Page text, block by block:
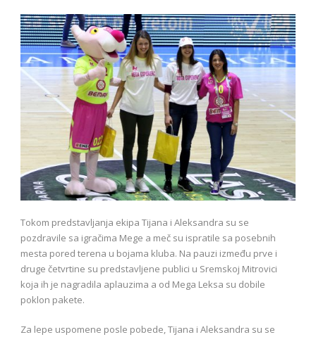
Tokom predstavljanja ekipa Tijana i Aleksandra su se
pozdravile sa igračima Mege a meč su ispratile sa posebnih
mesta pored terena u bojama kluba. Na pauzi između prve i
druge četvrtine su predstavljene publici u Sremskoj Mitrovici
koja ih je nagradila aplauzima a od Mega Leksa su dobile
poklon pakete.
Za lepe uspomene posle pobede, Tijana i Aleksandra su se